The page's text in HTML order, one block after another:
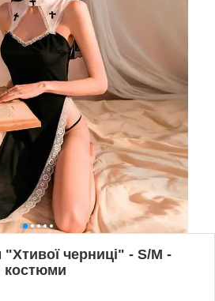
черниці" - S/M -
костюми